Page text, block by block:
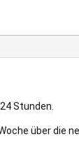
Stunden.
über die